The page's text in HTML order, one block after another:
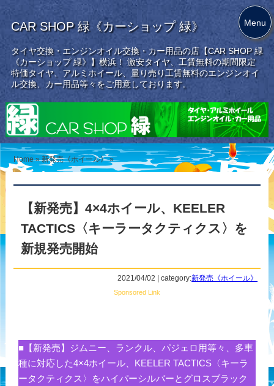
CAR SHOP 緑《カーショップ 緑》
タイヤ交換・エンジンオイル交換・カー用品の店【CAR SHOP 緑
《カーショップ 緑》】横浜！ 激安タイヤ、工賃無料の期間限定
特価タイヤ、アルミホイール、量り売り工賃無料のエンジンオイ
ル交換、カー用品等々をご用意しております。
Home »新発売《ホイール》 »
【新発売】4×4ホイール、KEELER
TACTICS〈キーラータクティクス〉を
新規発売開始
2021/04/02 | category:新発売《ホイール》
Sponsored Link
■【新発売】ジムニー、ランクル、パジェロ用等々、多車
種に対応した4×4ホイール、KEELER TACTICS〈キーラ
ータクティクス〉をハイパーシルバーとグロスブラック
Menu